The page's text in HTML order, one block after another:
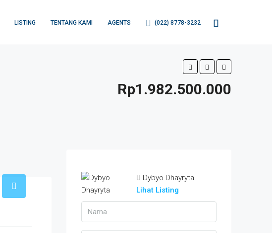
LISTING TENTANG KAMI AGENTS (022) 8778-3232
Rp1.982.500.000
Dybyo Dhayryta
Lihat Listing